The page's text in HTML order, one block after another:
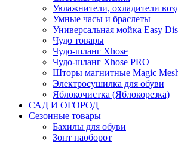
Увлажнители, охладители
Умные часы и браслеты
Универсальная мойка Easy
Чудо товары
Чудо-шланг Xhose
Чудо-шланг Xhose PRO
Шторы магнитные Magic
Электросушилка для обуви
Яблокочистка (Яблокорезка)
САД И ОГОРОД
Сезонные товары
Бахилы для обуви
Зонт наоборот